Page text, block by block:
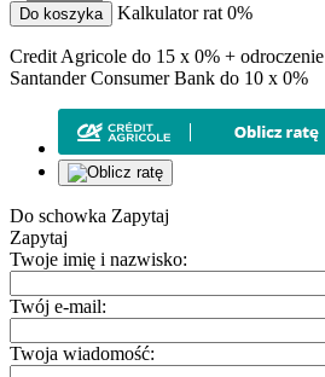
Do koszyka Kalkulator rat 0%
Credit Agricole do 15 x 0% + odroczenie
Santander Consumer Bank do 10 x 0%
Do schowka Zapytaj
Zapytaj
Twoje imię i nazwisko:
Twój e-mail:
Twoja wiadomość: